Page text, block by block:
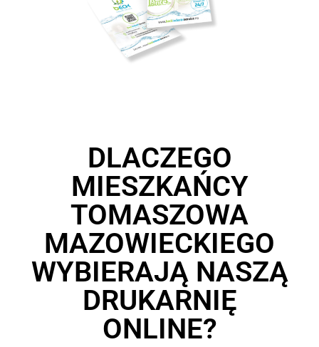
DLACZEGO
MIESZKAŃCY
TOMASZOWA
MAZOWIECKIEGO
WYBIERAJĄ NASZĄ
DRUKARNIĘ
ONLINE?